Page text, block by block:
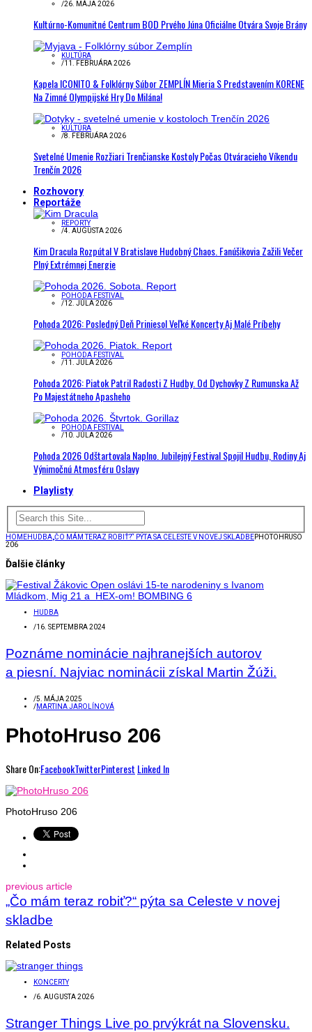
/26. MÁJA 2026
Kultúrno-Komunitné Centrum BOD Prvého Júna Oficiálne Otvára Svoje Brány
KULTÚRA
/11. FEBRUÁRA 2026
Kapela ICONITO & Folklórny Súbor ZEMPLÍN Mieria S Predstavením KORENE
Na Zimné Olympijské Hry Do Milána!
KULTÚRA
/8. FEBRUÁRA 2026
Svetelné Umenie Rozžiari Trenčianske Kostoly Počas Otváracieho Víkendu
Trenčín 2026
Rozhovory
Reportáže
REPORTY
/4. AUGUSTA 2026
Kim Dracula Rozpútal V Bratislave Hudobný Chaos. Fanúšikovia Zažili Večer
Plný Extrémnej Energie
POHODA FESTIVAL
/12. JÚLA 2026
Pohoda 2026: Posledný Deň Priniesol Veľké Koncerty Aj Malé Príbehy
POHODA FESTIVAL
/11. JÚLA 2026
Pohoda 2026: Piatok Patril Radosti Z Hudby. Od Dychovky Z Rumunska Až
Po Majestátneho Apasheho
POHODA FESTIVAL
/10. JÚLA 2026
Pohoda 2026 Odštartovala Naplno. Jubilejný Festival Spojil Hudbu, Rodiny Aj
Výnimočnú Atmosféru Oslavy
Playlisty
HOMEHUDBA „ČO MÁM TERAZ ROBIŤ?“ PÝTA SA CELESTE V NOVEJ SKLADBEPHOTOHRUSO
206
Ďalšie články
HUDBA
/16. SEPTEMBRA 2024
Poznáme nominácie najhranejších autorov
a piesní. Najviac nominácii získal Martin Žúži.
/5. MÁJA 2025
/MARTINA JAROLÍNOVÁ
PhotoHruso 206
Share On:FacebookTwitterPinterest Linked In
PhotoHruso 206
previous article
„Čo mám teraz robiť?“ pýta sa Celeste v novej
skladbe
Related Posts
KONCERTY
/6. AUGUSTA 2026
Stranger Things Live po prvýkrát na Slovensku.